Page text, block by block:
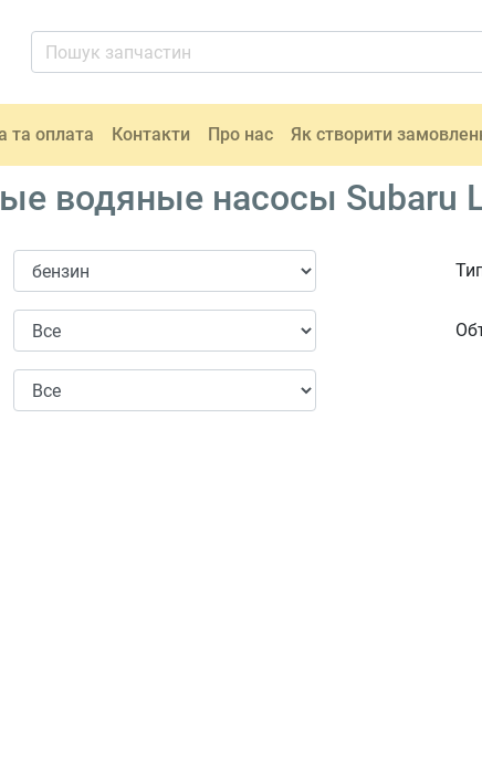
та оплата Контакти Про нас Як створити
водяные насосы Subaru